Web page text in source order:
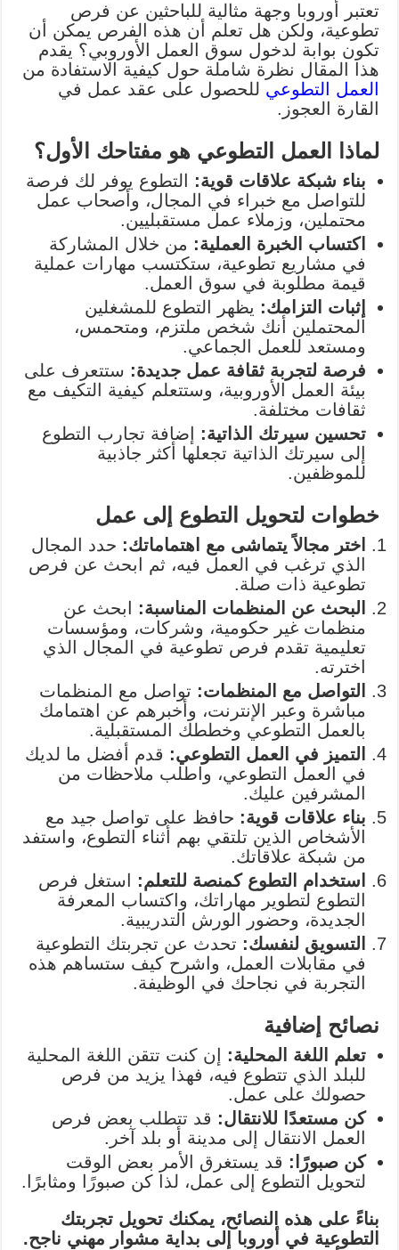
تعتبر أوروبا وجهة مثالية للباحثين عن فرص
تطوعية، ولكن هل تعلم أن هذه الفرص يمكن أن
تكون بوابة لدخول سوق العمل الأوروبي؟ يقدم
هذا المقال نظرة شاملة حول كيفية الاستفادة من
العمل التطوعي للحصول على عقد عمل في
القارة العجوز.
لماذا العمل التطوعي هو مفتاحك الأول؟
بناء شبكة علاقات قوية:
التطوع يوفر لك فرصة
للتواصل مع خبراء في المجال، وأصحاب عمل
محتملين، وزملاء عمل مستقبليين.
اكتساب الخبرة العملية: من خلال المشاركة
في مشاريع تطوعية، ستكتسب مهارات عملية
قيمة مطلوبة في سوق العمل.
إثبات التزامك: يظهر التطوع للمشغلين
المحتملين أنك شخص ملتزم، ومتحمس،
ومستعد للعمل الجماعي.
فرصة لتجربة ثقافة عمل جديدة: ستتعرف على
بيئة العمل الأوروبية، وستتعلم كيفية التكيف مع
ثقافات مختلفة.
تحسين سيرتك الذاتية:
إضافة تجارب التطوع
إلى سيرتك الذاتية تجعلها أكثر جاذبية
للموظفين.
خطوات لتحويل التطوع إلى عمل
اختر مجالاً يتماشى مع اهتماماتك: حدد المجال
الذي ترغب في العمل فيه، ثم ابحث عن فرص
تطوعية ذات صلة.
البحث عن المنظمات المناسبة:
ابحث عن
منظمات غير حكومية، وشركات، ومؤسسات
تعليمية تقدم فرص تطوعية في المجال الذي
اخترته.
التواصل مع المنظمات: تواصل مع المنظمات
مباشرة وعبر الإنترنت، وأخبرهم عن اهتمامك
بالعمل التطوعي وخططك المستقبلية.
التميز في العمل التطوعي: قدم أفضل ما لديك
في العمل التطوعي، واطلب ملاحظات من
المشرفين عليك.
بناء علاقات قوية: حافظ على تواصل جيد مع
الأشخاص الذين تلتقي بهم أثناء التطوع، واستفد
من شبكة علاقاتك.
استخدام التطوع كمنصة للتعلم:
استغل فرص
التطوع لتطوير مهاراتك، واكتساب المعرفة
الجديدة، وحضور الورش التدريبية.
التسويق لنفسك: تحدث عن تجربتك التطوعية
في مقابلات العمل، واشرح كيف ستساهم هذه
التجربة في نجاحك في الوظيفة.
نصائح إضافية
تعلم اللغة المحلية:
إن كنت تتقن اللغة المحلية
للبلد الذي تتطوع فيه، فهذا يزيد من فرص
حصولك على عمل.
كن مستعدًا للانتقال: قد تتطلب بعض فرص
العمل الانتقال إلى مدينة أو بلد آخر.
كن صبورًا: قد يستغرق الأمر بعض الوقت
لتحويل التطوع إلى عمل، لذا كن صبورًا ومثابرًا.
بناءً على هذه النصائح، يمكنك تحويل تجربتك
التطوعية في أوروبا إلى بداية مشوار مهني ناجح.